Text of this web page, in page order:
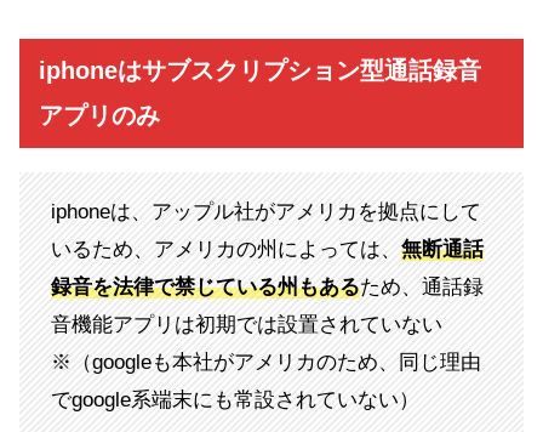
iphoneはサブスクリプション型通話録音
アプリのみ
iphoneは、アップル社がアメリカを拠点にして
いるため、アメリカの州によっては、 無断通話
録音を法律で禁じている州もあるため、通話録
音機能アプリは初期では設置されていない
※（googleも本社がアメリカのため、同じ理由
でgoogle系端末にも常設されていない）